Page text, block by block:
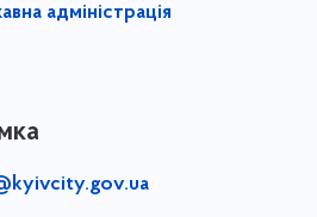
адміністрація